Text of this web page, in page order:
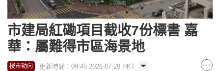
市建局紅磡項目截收7份標書 嘉
華：屬難得市區海景地
樓市動向 更新時間：09:45 2026-07-28 HKT